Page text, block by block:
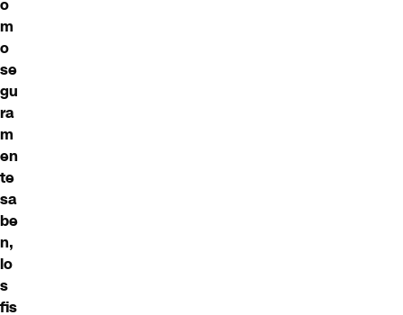
o
m
o
se
gu
ra
m
en
te
sa
be
n,
lo
s
fis